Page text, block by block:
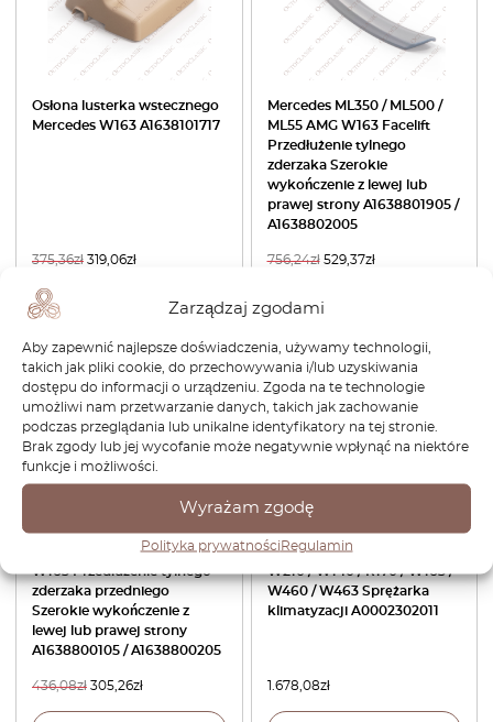
Zarządzaj zgodami
Aby zapewnić najlepsze doświadczenia, używamy technologii,
takich jak pliki cookie, do przechowywania i/lub uzyskiwania
dostępu do informacji o urządzeniu. Zgoda na te technologie
umożliwi nam przetwarzanie danych, takich jak zachowanie
podczas przeglądania lub unikalne identyfikatory na tej stronie.
Brak zgody lub jej wycofanie może negatywnie wpłynąć na niektóre
funkcje i możliwości.
Wyrażam zgodę
Polityka prywatnościRegulamin
Osłona lusterka wstecznego
Mercedes W163 A1638101717
375,36zł 319,06zł
Zobacz produkt
Mercedes ML350 / ML500 /
ML55 AMG W163 Facelift
Przedłużenie tylnego
zderzaka Szerokie
wykończenie z lewej lub
prawej strony A1638801905 /
A1638802005
756,24zł 529,37zł
Zobacz produkt
-30%
Mercedes ML320 / ML430
W163 Przedłużenie tylnego
zderzaka przedniego
Szerokie wykończenie z
lewej lub prawej strony
A1638800105 / A1638800205
436,08zł 305,26zł
Mercedes W202 / W203 /
W210 / W140 / R170 / W163 /
W460 / W463 Sprężarka
klimatyzacji A0002302011
1.678,08zł